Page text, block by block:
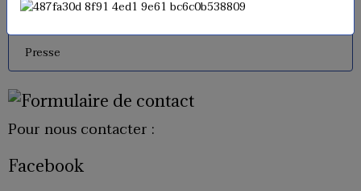
Historique de l'USM Badminton
Presse
Pour nous contacter :
Facebook